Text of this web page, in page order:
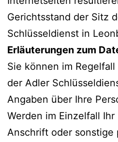
Gerichtsstand der Sitz
Schlüsseldienst in
Erläuterungen zum
Sie können im
der Adler
Angaben über Ihre
Werden im Einzelfall Ihr
Anschrift oder sonstige